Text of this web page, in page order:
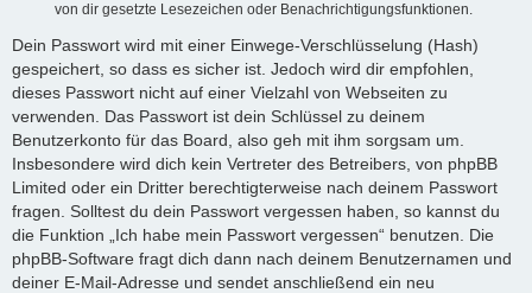
von dir gesetzte Lesezeichen oder Benachrichtigungsfunktionen.
Dein Passwort wird mit einer Einwege-Verschlüsselung (Hash)
gespeichert, so dass es sicher ist. Jedoch wird dir empfohlen,
dieses Passwort nicht auf einer Vielzahl von Webseiten zu
verwenden. Das Passwort ist dein Schlüssel zu deinem
Benutzerkonto für das Board, also geh mit ihm sorgsam um.
Insbesondere wird dich kein Vertreter des Betreibers, von phpBB
Limited oder ein Dritter berechtigterweise nach deinem Passwort
fragen. Solltest du dein Passwort vergessen haben, so kannst du
die Funktion „Ich habe mein Passwort vergessen“ benutzen. Die
phpBB-Software fragt dich dann nach deinem Benutzernamen und
deiner E-Mail-Adresse und sendet anschließend ein neu